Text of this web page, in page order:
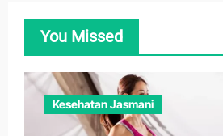
You Missed
Kesehatan Jasmani